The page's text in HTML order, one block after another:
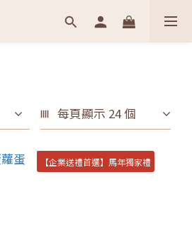
每頁顯示 24 個
【企業送禮首選】馬年獨家禮